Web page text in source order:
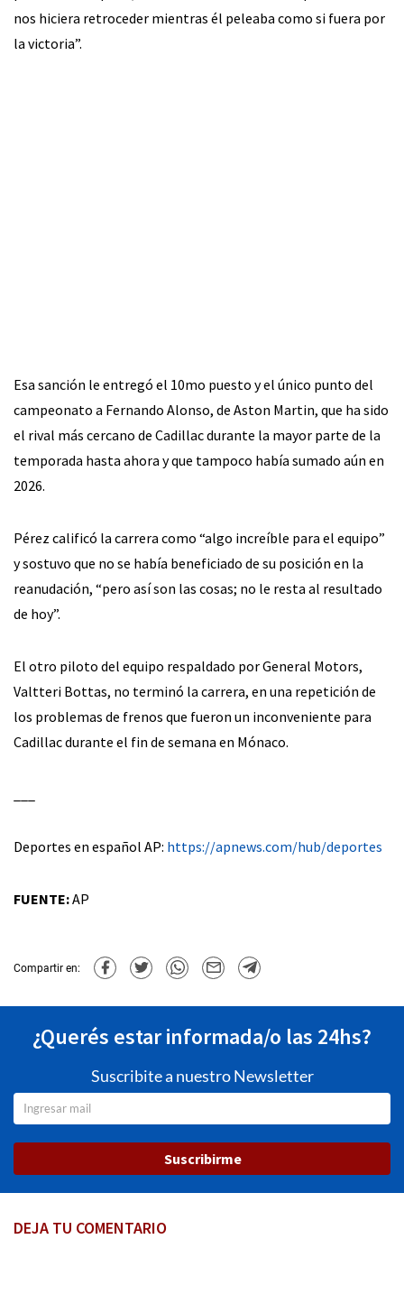
nos hiciera retroceder mientras él peleaba como si fuera por
la victoria”.
Esa sanción le entregó el 10mo puesto y el único punto del
campeonato a Fernando Alonso, de Aston Martin, que ha sido
el rival más cercano de Cadillac durante la mayor parte de la
temporada hasta ahora y que tampoco había sumado aún en
2026.
Pérez calificó la carrera como “algo increíble para el equipo”
y sostuvo que no se había beneficiado de su posición en la
reanudación, “pero así son las cosas; no le resta al resultado
de hoy”.
El otro piloto del equipo respaldado por General Motors,
Valtteri Bottas, no terminó la carrera, en una repetición de
los problemas de frenos que fueron un inconveniente para
Cadillac durante el fin de semana en Mónaco.
Deportes en español AP: https://apnews.com/hub/deportes
FUENTE:AP
Compartir en:
¿Querés estar informada/o las 24hs?
Suscribite a nuestro Newsletter
Suscribirme
DEJA TU COMENTARIO